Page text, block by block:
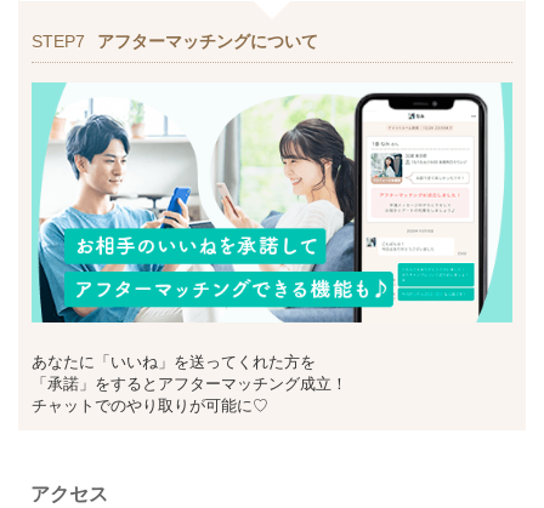
STEP7 アフターマッチングについて
あなたに「いいね」を送ってくれた方を
「承諾」をするとアフターマッチング成立！
チャットでのやり取りが可能に♡
アクセス